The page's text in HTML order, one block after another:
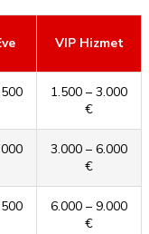
VIP Hizmet
1.500 – 3.000
€
3.000 – 6.000
€
6.000 – 9.000
€